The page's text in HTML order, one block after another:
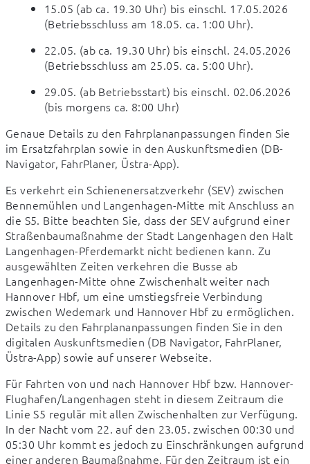
15.05 (ab ca. 19.30 Uhr) bis einschl. 17.05.2026
(Betriebsschluss am 18.05. ca. 1:00 Uhr).
22.05. (ab ca. 19.30 Uhr) bis einschl. 24.05.2026
(Betriebsschluss am 25.05. ca. 5:00 Uhr).
29.05. (ab Betriebsstart) bis einschl. 02.06.2026
(bis morgens ca. 8:00 Uhr)
Genaue Details zu den Fahrplananpassungen finden Sie
im Ersatzfahrplan sowie in den Auskunftsmedien (DB-
Navigator, FahrPlaner, Üstra-App).
Es verkehrt ein Schienenersatzverkehr (SEV) zwischen
Bennemühlen und Langenhagen-Mitte mit Anschluss an
die S5. Bitte beachten Sie, dass der SEV aufgrund einer
Straßenbaumaßnahme der Stadt Langenhagen den Halt
Langenhagen-Pferdemarkt nicht bedienen kann. Zu
ausgewählten Zeiten verkehren die Busse ab
Langenhagen-Mitte ohne Zwischenhalt weiter nach
Hannover Hbf, um eine umstiegsfreie Verbindung
zwischen Wedemark und Hannover Hbf zu ermöglichen.
Details zu den Fahrplananpassungen finden Sie in den
digitalen Auskunftsmedien (DB Navigator, FahrPlaner,
Üstra-App) sowie auf unserer Webseite.
Für Fahrten von und nach Hannover Hbf bzw. Hannover-
Flughafen/Langenhagen steht in diesem Zeitraum die
Linie S5 regulär mit allen Zwischenhalten zur Verfügung.
In der Nacht vom 22. auf den 23.05. zwischen 00:30 und
05:30 Uhr kommt es jedoch zu Einschränkungen aufgrund
einer anderen Baumaßnahme. Für den Zeitraum ist ein